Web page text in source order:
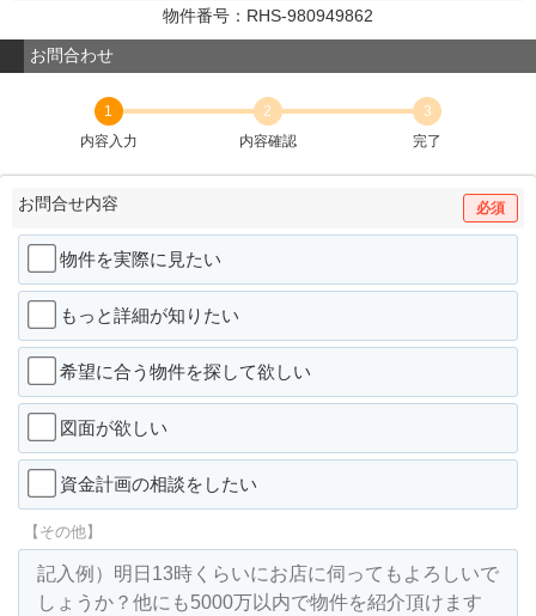
物件番号：RHS-980949862
お問合わせ
1
内容入力
2
内容確認
3
完了
お問合せ内容 必須
物件を実際に見たい
もっと詳細が知りたい
希望に合う物件を探して欲しい
図面が欲しい
資金計画の相談をしたい
【その他】